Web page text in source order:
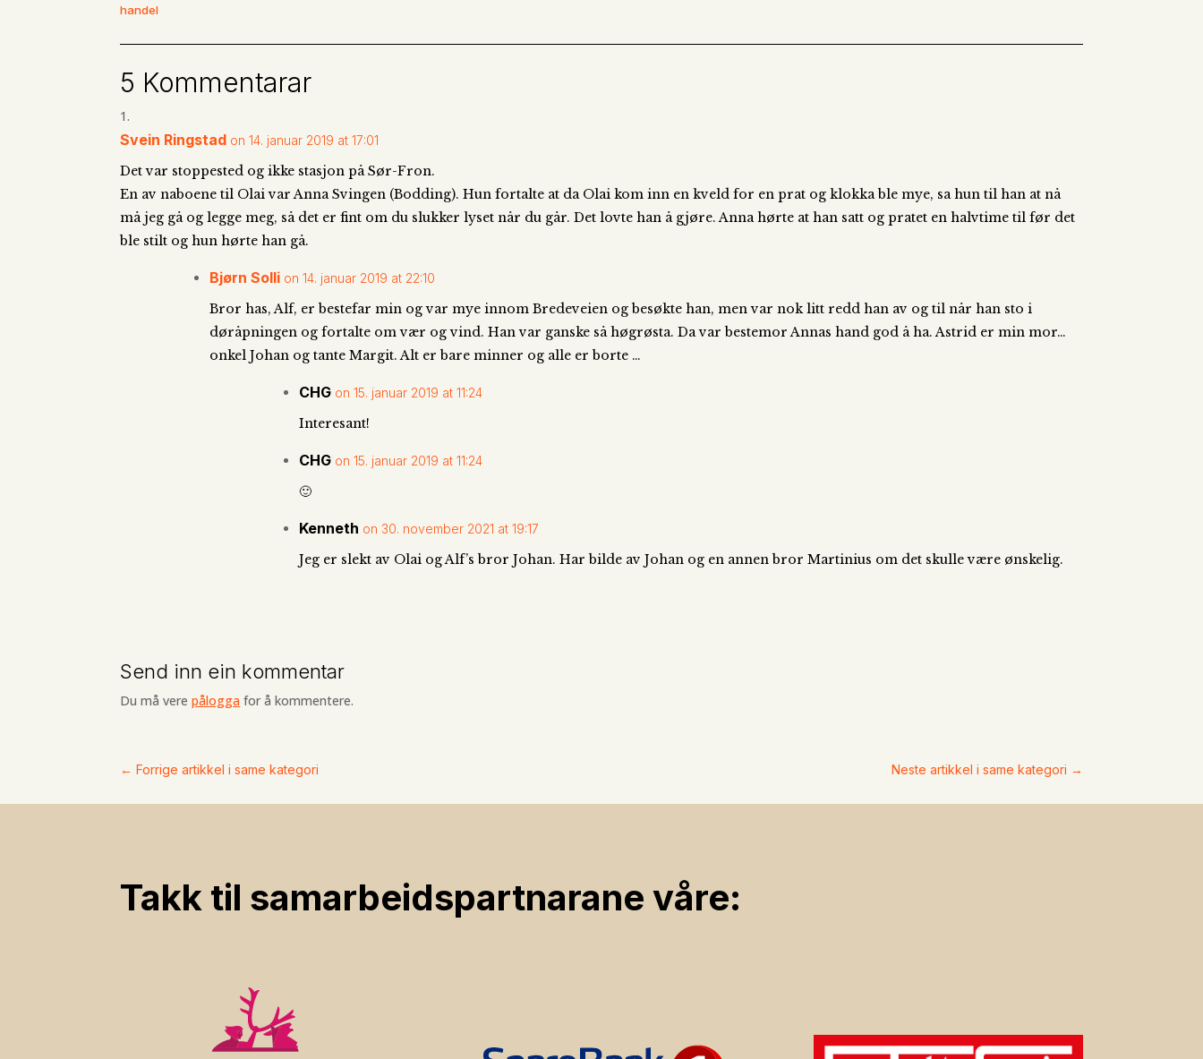
handel
5 Kommentarar
Svein Ringstad on 14. januar 2019 at 17:01
Det var stoppested og ikke stasjon på Sør-Fron.
En av naboene til Olai var Anna Svingen (Bodding). Hun fortalte at da Olai kom inn en kveld for en prat og klokka ble mye, sa hun til han at nå
må jeg gå og legge meg, så det er fint om du slukker lyset når du går. Det lovte han å gjøre. Anna hørte at han satt og pratet en halvtime til før det
ble stilt og hun hørte han gå.
Bjørn Solli on 14. januar 2019 at 22:10
Bror has, Alf, er bestefar min og var mye innom Bredeveien og besøkte han, men var nok litt redd han av og til når han sto i
døråpningen og fortalte om vær og vind. Han var ganske så høgrøsta. Da var bestemor Annas hand god å ha. Astrid er min mor…
onkel Johan og tante Margit. Alt er bare minner og alle er borte …
CHG on 15. januar 2019 at 11:24
Interesant!
CHG on 15. januar 2019 at 11:24
🙂
Kenneth on 30. november 2021 at 19:17
Jeg er slekt av Olai og Alf’s bror Johan. Har bilde av Johan og en annen bror Martinius om det skulle være ønskelig.
Send inn ein kommentar
Du må verepålogga for å kommentere.
←Forrige artikkel i same kategori Neste artikkel i same kategori →
Takk til samarbeids­partnarane våre: